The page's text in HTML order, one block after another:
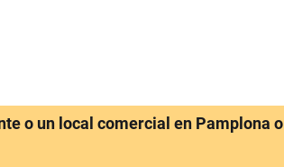
o un local comercial en Pamplona o